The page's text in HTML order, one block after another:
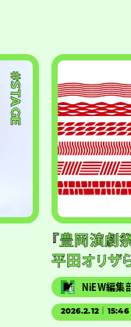
#STAGE
『豊岡演劇
平田オリザ
NiEW編集
2026.2.12｜15:46